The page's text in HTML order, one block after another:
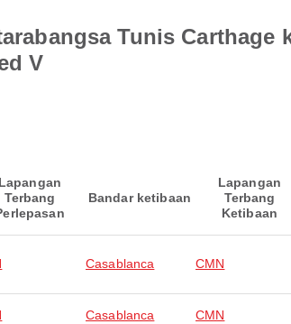
Tunis Carthage
V
Lapangan
Terbang
Bandar ketibaan
Lapangan
Terbang
Ketibaan
Casablanca CMN
Casablanca CMN